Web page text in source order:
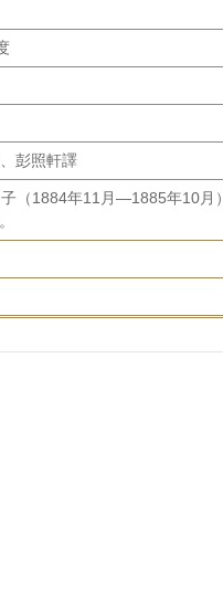
彭照軒譯
子（1884年11月—1885年10月